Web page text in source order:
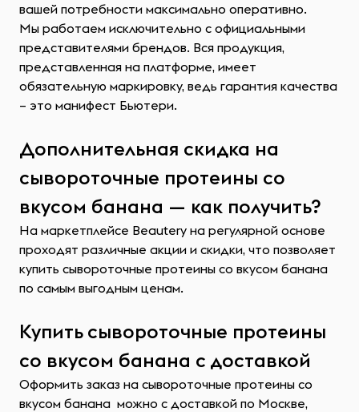
вашей потребности максимально оперативно.
Мы работаем исключительно с официальными
представителями брендов. Вся продукция,
представленная на платформе, имеет
обязательную маркировку, ведь гарантия качества
– это манифест Бьютери.
Дополнительная скидка на
сывороточные протеины со
вкусом банана — как получить?
На маркетплейсе Beautery на регулярной основе
проходят различные акции и скидки, что позволяет
купить сывороточные протеины со вкусом банана
по самым выгодным ценам.
Купить сывороточные протеины
со вкусом банана с доставкой
Оформить заказ на сывороточные протеины со
вкусом банана можно с доставкой по Москве,